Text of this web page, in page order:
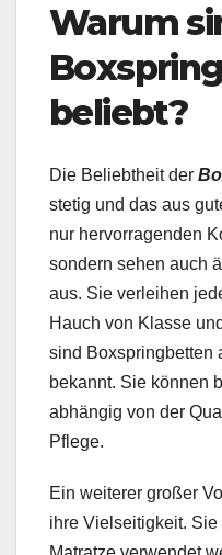
Warum
beliebt?
Die Beliebtheit der
stetig und das aus
nur hervorragenden
sondern sehen auch
aus. Sie verleihen
Hauch von Klasse
sind Boxspringbetten
bekannt. Sie können
abhängig von der
Pflege.
Ein weiterer großer
ihre Vielseitigkeit. Sie